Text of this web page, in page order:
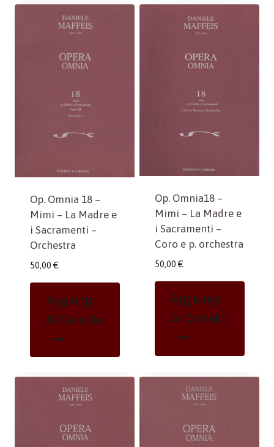
Op. Omnia 18 –
Mimi – La Madre e
i Sacramenti –
Orchestra
50,00 €
Aggiungi
Al Carrello
Op. Omnia18 –
Mimi – La Madre e
i Sacramenti –
Coro e p. orchestra
50,00 €
Aggiungi
Al Carrello